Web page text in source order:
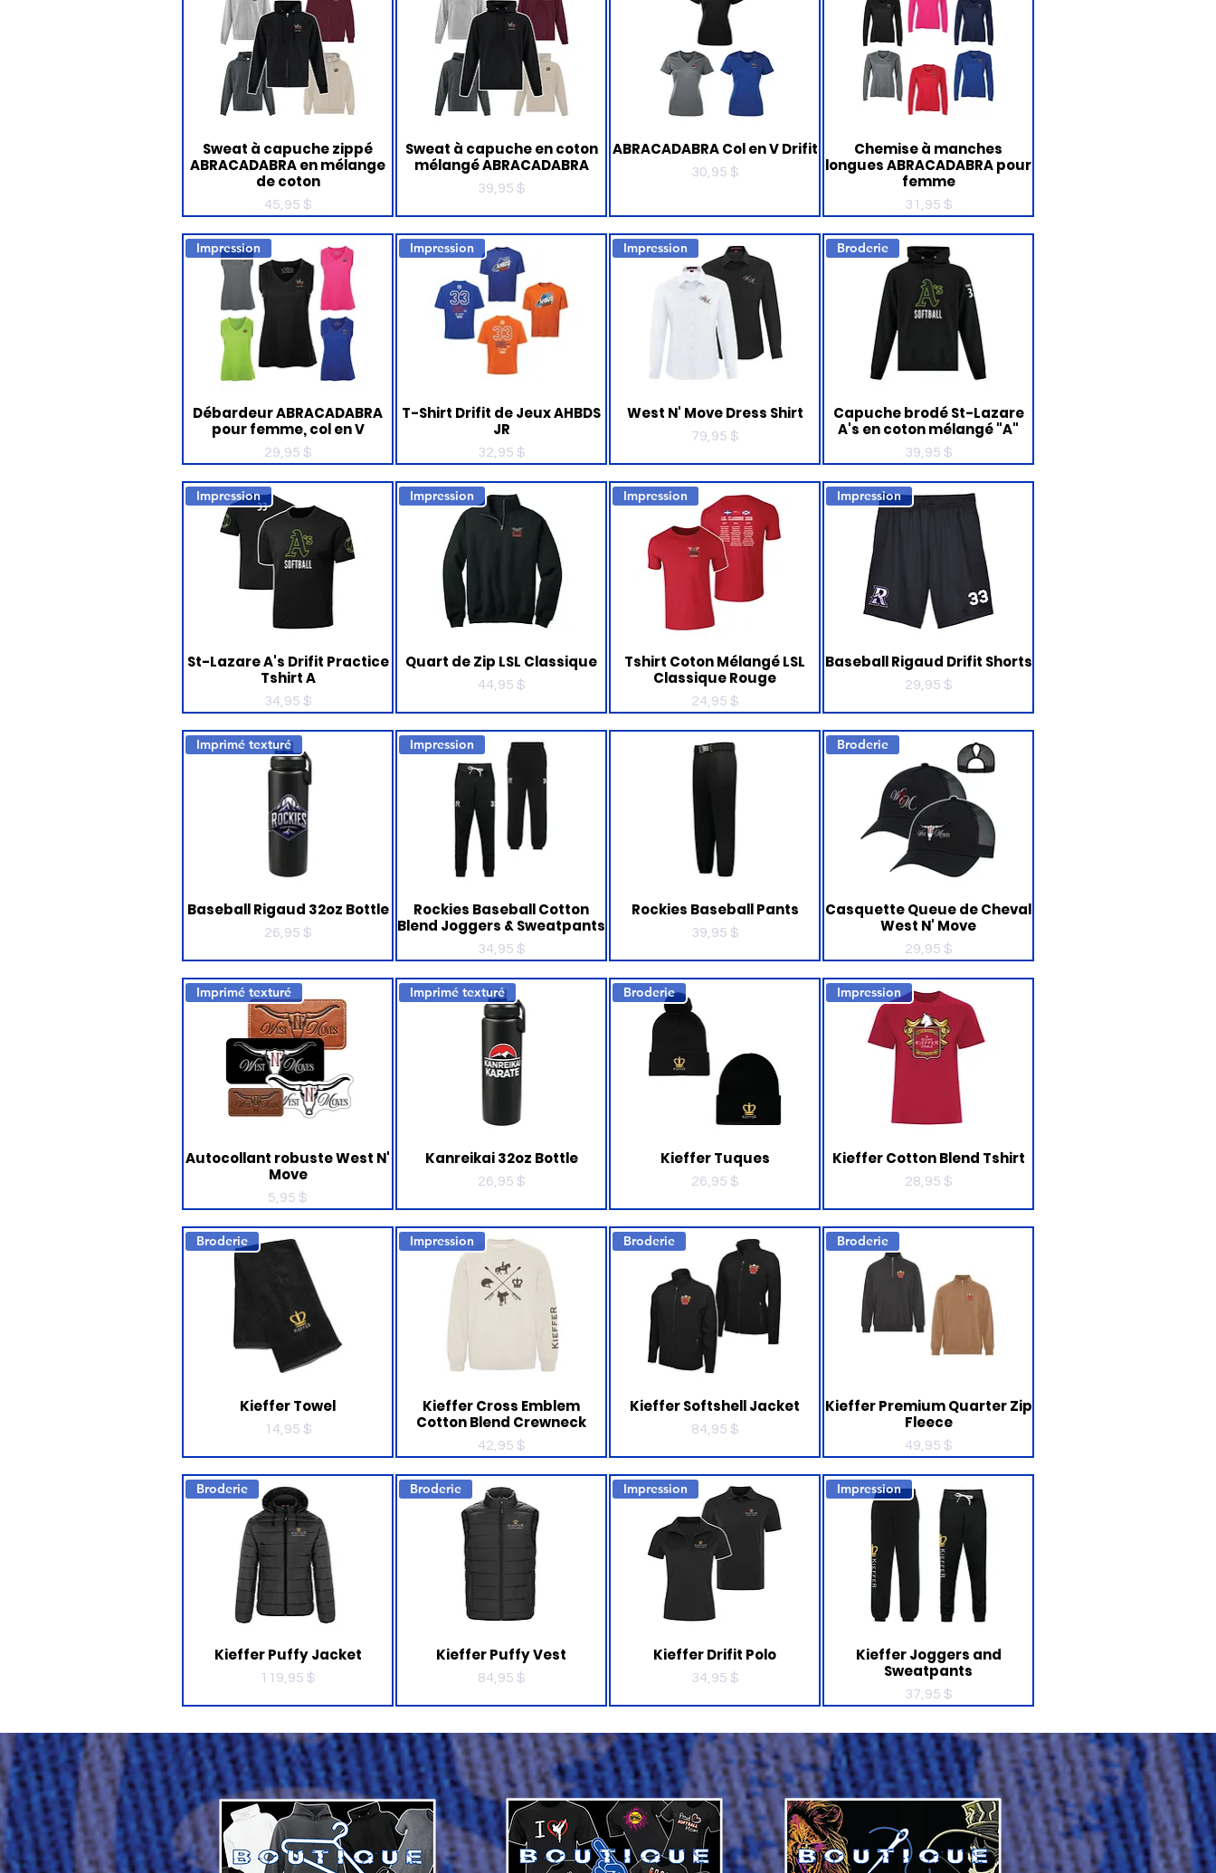
Sweat à capuche zippé
ABRACADABRA en mélange
de coton
Prix
45,95 $
Sweat à capuche en coton
mélangé ABRACADABRA
Prix
39,95 $
ABRACADABRA Col en V Drifit
Prix
30,95 $
Chemise à manches
longues ABRACADABRA pour
femme
Prix
31,95 $
Impression
Débardeur ABRACADABRA
pour femme, col en V
Prix
29,95 $
Impression
T-Shirt Drifit de Jeux AHBDS
JR
Prix
32,95 $
Impression
West N' Move Dress Shirt
Prix
79,95 $
Broderie
Capuche brodé St-Lazare
A's en coton mélangé "A"
Prix
39,95 $
Impression
St-Lazare A's Drifit Practice
Tshirt A
Prix
34,95 $
Impression
Quart de Zip LSL Classique
Prix
44,95 $
Impression
Tshirt Coton Mélangé LSL
Classique Rouge
Prix
24,95 $
Impression
Baseball Rigaud Drifit Shorts
Prix
29,95 $
Imprimé texturé
Baseball Rigaud 32oz Bottle
Prix
26,95 $
Impression
Rockies Baseball Cotton
Blend Joggers & Sweatpants
Prix
34,95 $
Rockies Baseball Pants
Prix
39,95 $
Broderie
Casquette Queue de Cheval
West N' Move
Prix
29,95 $
Imprimé texturé
Autocollant robuste West N'
Move
Prix
5,95 $
Imprimé texturé
Kanreikai 32oz Bottle
Prix
26,95 $
Broderie
Kieffer Tuques
Prix
26,95 $
Impression
Kieffer Cotton Blend Tshirt
Prix
28,95 $
Broderie
Kieffer Towel
Prix
14,95 $
Impression
Kieffer Cross Emblem
Cotton Blend Crewneck
Prix
42,95 $
Broderie
Kieffer Softshell Jacket
Prix
84,95 $
Broderie
Kieffer Premium Quarter Zip
Fleece
Prix
49,95 $
Broderie
Kieffer Puffy Jacket
Prix
119,95 $
Broderie
Kieffer Puffy Vest
Prix
84,95 $
Impression
Kieffer Drifit Polo
Prix
34,95 $
Impression
Kieffer Joggers and
Sweatpants
Prix
37,95 $